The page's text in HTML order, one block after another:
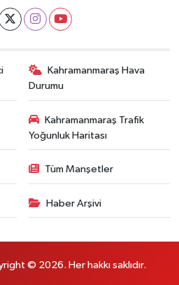
Kahramanmaraş Hava
Durumu
Kahramanmaraş Trafik
Yoğunluk Haritası
Tüm Manşetler
Haber Arşivi
© 2026. Her hakkı saklıdır.